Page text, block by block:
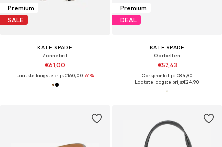
Premium
SALE
KATE SPADE
Zonnebril
€61,00
Laatste laagste prijs:€160,00-61%
Premium
DEAL
KATE SPADE
Oorbellen
€52,43
Oorspronkelijk: €84,90
Laatste laagste prijs:€24,90